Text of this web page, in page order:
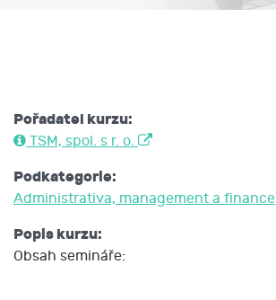
Pořadatel kurzu:
TSM, spol. s r. o.
Podkategorie:
Administrativa, management a finance
Popis kurzu:
Obsah semináře: